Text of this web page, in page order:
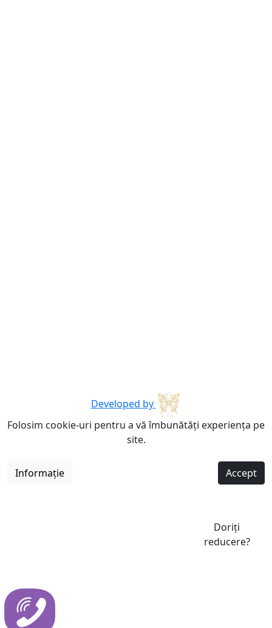
Developed by
Folosim cookie-uri pentru a vă îmbunătăți experiența pe
site.
Informație Accept
Doriți
reducere?